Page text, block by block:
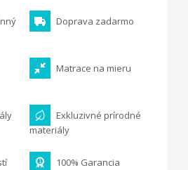
Doprava zadarmo
Matrace na mieru
Exkluzivné prírodné
materiály
100% Garancia